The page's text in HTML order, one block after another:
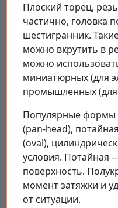
Плоский торец,
частично, головка
шестигранник.
можно вкрутить в
можно
миниатюрных (для
промышленных (для
Популярные формы
(pan-head),
(oval),
условия. Потайная
поверхность.
момент затяжки и
от ситуации.